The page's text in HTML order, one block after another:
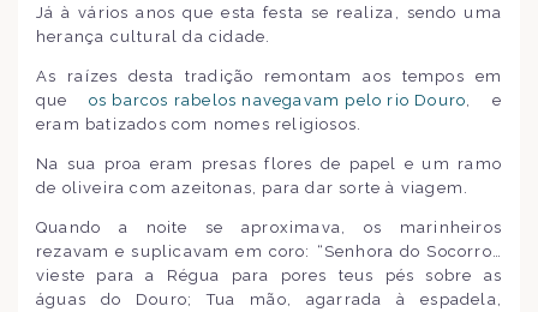
Já à vários anos que esta festa se realiza, sendo uma
herança cultural da cidade.
As raízes desta tradição remontam aos tempos em
que os barcos rabelos navegavam pelo rio Douro , e
eram batizados com nomes religiosos.
Na sua proa eram presas flores de papel e um ramo
de oliveira com azeitonas, para dar sorte à viagem.
Quando a noite se aproximava, os marinheiros
rezavam e suplicavam em coro: “Senhora do Socorro…
vieste para a Régua para pores teus pés sobre as
águas do Douro; Tua mão, agarrada à espadela,